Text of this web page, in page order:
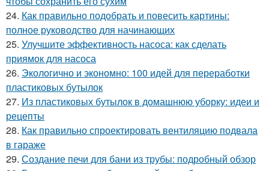
24. Как правильно подобрать и повесить картины:
полное руководство для начинающих
25. Улучшите эффективность насоса: как сделать
приямок для насоса
26. Экологично и экономно: 100 идей для переработки
пластиковых бутылок
27. Из пластиковых бутылок в домашнюю уборку: идеи и
рецепты
28. Как правильно спроектировать вентиляцию подвала
в гараже
29. Создание печи для бани из трубы: подробный обзор